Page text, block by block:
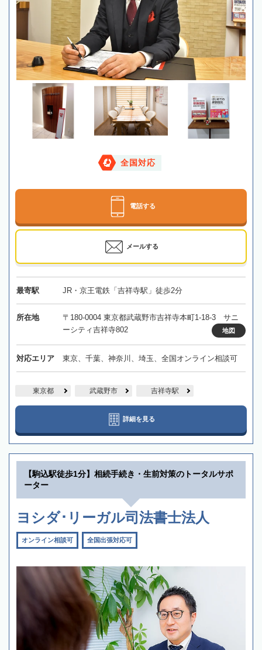
全国対応
電話する
メールする
最寄駅 JR・京王電鉄「吉祥寺駅」徒歩2分
所在地
〒180-0004 東京都武蔵野市吉祥寺本町1-18-3 サニ
ーシティ吉祥寺802
地図
対応エリア 東京、千葉、神奈川、埼玉、全国オンライン相談可
東京都 武蔵野市 吉祥寺駅
詳細を見る
【駒込駅徒歩1分】相続手続き・生前対策のトータルサポ
ーター
ヨシダ･リーガル司法書士法人
オンライン相談可 全国出張対応可